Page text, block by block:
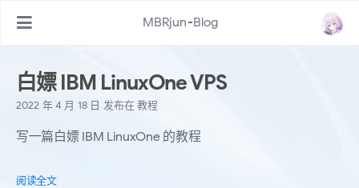
MBRjun-Blog
白嫖 IBM LinuxOne VPS
2022 年 4 月 18 日 发布在教程
写一篇白嫖 IBM LinuxOne 的教程
阅读全文